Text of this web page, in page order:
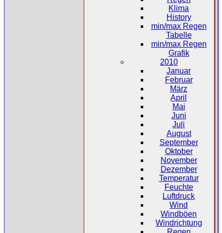
Klima
History
min/max Regen
Tabelle
min/max Regen
Grafik
2010
Januar
Februar
März
April
Mai
Juni
Juli
August
September
Oktober
November
Dezember
Temperatur
Feuchte
Luftdruck
Wind
Windböen
Windrichtung